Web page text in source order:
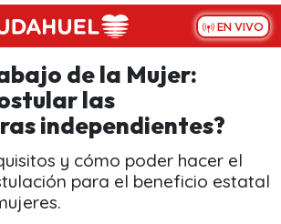
EN VIVO
de la Mujer:
las
independientes?
y cómo poder hacer el
para el beneficio estatal